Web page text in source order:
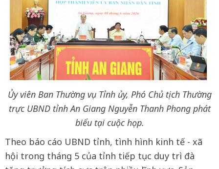
Ủy viên Ban Thường vụ Tỉnh ủy, Phó Chủ tịch Thường
trực UBND tỉnh An Giang Nguyễn Thanh Phong phát
biểu tại cuộc họp.
Theo báo cáo UBND tỉnh, tình hình kinh tế - xã
hội trong tháng 5 của tỉnh tiếp tục duy trì đà